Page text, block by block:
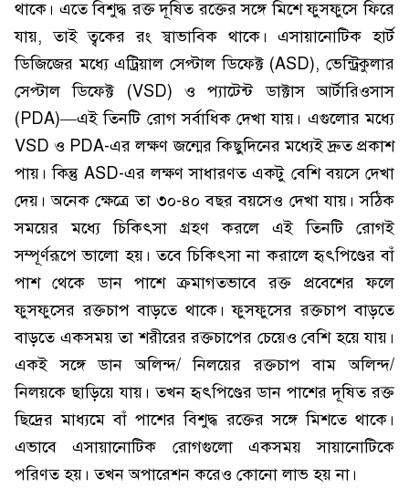
থাকে। এতে বিশুদ্ধ রক্ত দূষিত রক্তের সঙ্গে মিশে ফুসফুসে ফিরে
যায়, তাই ত্বকের রং স্বাভাবিক থাকে। এসায়ানোটিক হার্ট
ডিজিজের মধ্যে এট্রিয়াল সেপ্টাল ডিফেক্ট (ASD), ভেন্ট্রিকুলার
সেপ্টাল ডিফেক্ট (VSD) ও প্যাটেন্ট ডাক্টাস আর্টারিওসাস
(PDA)—এই তিনটি রোগ সর্বাধিক দেখা যায়। এগুলোর মধ্যে
VSD ও PDA-এর লক্ষণ জন্মের কিছুদিনের মধ্যেই দ্রুত প্রকাশ
পায়। কিন্তু ASD-এর লক্ষণ সাধারণত একটু বেশি বয়সে দেখা
দেয়। অনেক ক্ষেত্রে তা ৩০-৪০ বছর বয়সেও দেখা যায়। সঠিক
সময়ের মধ্যে চিকিৎসা গ্রহণ করলে এই তিনটি রোগই
সম্পূর্ণরূপে ভালো হয়। তবে চিকিৎসা না করালে হৃৎপিণ্ডের বাঁ
পাশ থেকে ডান পাশে ক্রমাগতভাবে রক্ত প্রবেশের ফলে
ফুসফুসের রক্তচাপ বাড়তে থাকে। ফুসফুসের রক্তচাপ বাড়তে
বাড়তে একসময় তা শরীরের রক্তচাপের চেয়েও বেশি হয়ে যায়।
একই সঙ্গে ডান অলিন্দ/ নিলয়ের রক্তচাপ বাম অলিন্দ/
নিলয়কে ছাড়িয়ে যায়। তখন হৃৎপিণ্ডের ডান পাশের দূষিত রক্ত
ছিদ্রের মাধ্যমে বাঁ পাশের বিশুদ্ধ রক্তের সঙ্গে মিশতে থাকে।
এভাবে এসায়ানোটিক রোগগুলো একসময় সায়ানোটিকে
পরিণত হয়। তখন অপারেশন করেও কোনো লাভ হয় না।